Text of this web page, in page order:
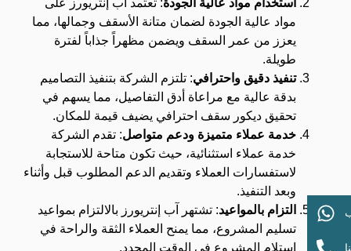
مواد عالية الجودة لضمان متانة الأسقف وجمالها، مما
يعزز من عمر السقف ويضمن مظهراً جذاباً لفترة
طويلة.
تنفيذ دقيق واحترافي: تلتزم الشركة بتنفيذ التصاميم
بدقة عالية مع مراعاة أدق التفاصيل، مما يسهم في
تحقيق ديكور سقف احترافي يضيف قيمة للمكان.
خدمة عملاء متميزة ودعم متواصل: تقدم الشركة
خدمة عملاء استثنائية، حيث تكون متاحة للاستجابة
لاستفسارات العملاء وتقديم الدعم المطلوب قبل وأثناء
وبعد التنفيذ.
التزام بالمواعيد: تشتهر آب إنتريورز بالالتزام بمواعيد
تسليم المشروع، مما يمنح العملاء الثقة والراحة في
استلام المشروع في الوقت المحدد.